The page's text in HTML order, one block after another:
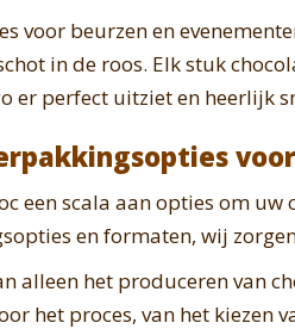
voor beurzen en
in de roos. Elk stuk
er perfect uitziet en heerlijk
een scala aan opties om
en formaten, wij
alleen het produceren van
het proces, van het kiezen